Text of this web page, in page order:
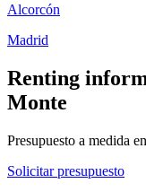
Alcorcón
Madrid
Renting
Monte
Presupuesto a medida
Solicitar presupuesto